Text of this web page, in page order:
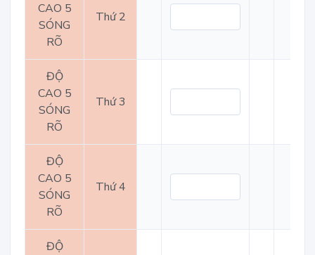
CAO 5
SÓNG
RÕ
Thứ 2
ĐỘ
CAO 5
SÓNG
RÕ
Thứ 3
ĐỘ
CAO 5
SÓNG
RÕ
Thứ 4
ĐỘ